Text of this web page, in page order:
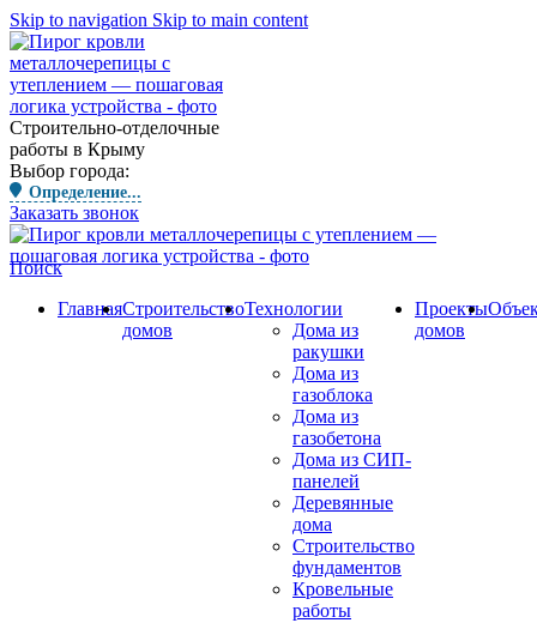
Skip to navigation Skip to main content
Строительно-отделочные
работы в Крыму
Выбор города:
Определение...
Заказать звонок
Поиск
ГлавнаяСтроительство
домов
Технологии
Дома из
ракушки
Дома из
газоблока
Дома из
газобетона
Дома из СИП-
панелей
Деревянные
дома
Строительство
фундаментов
Кровельные
работы
Проекты
домов